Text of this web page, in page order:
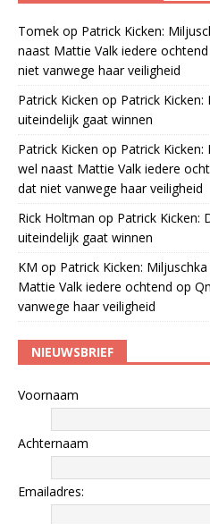
Tomek op Patrick Kicken:
naast Mattie Valk iedere
niet vanwege haar veiligheid
Patrick Kicken op Patrick
uiteindelijk gaat winnen
Patrick Kicken op Patrick
wel naast Mattie Valk iedere
dat niet vanwege haar veiligheid
Rick Holtman op Patrick Kicken:
uiteindelijk gaat winnen
KM op Patrick Kicken:
Mattie Valk iedere ochtend op
vanwege haar veiligheid
NIEUWSBRIEF
Voornaam
Achternaam
Emailadres: